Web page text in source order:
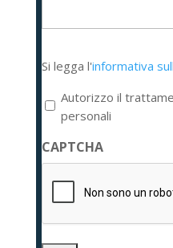
legga
l'informativa
sulla
privacy
*
Si legga l'informativa
Autorizzo il
personali
CAPTCHA